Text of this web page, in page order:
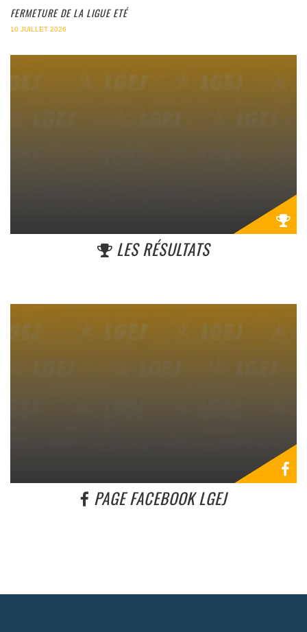
FERMETURE DE LA LIGUE ETÉ
10 JUILLET 2026
LES RÉSULTATS
PAGE FACEBOOK LGEJ